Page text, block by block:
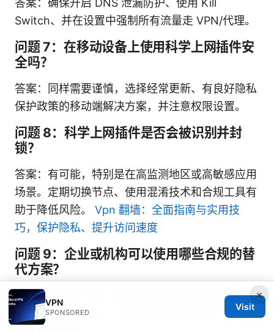
Switch、并在设置中强制所有流量走 VPN/代理。
问题 7：在移动设备上使用科学上网插件安
全吗？
答案：同样需要谨慎，选择经常更新、有良好隐私
保护政策的移动端解决方案，并注意权限设置。
问题 8：科学上网插件是否会被识别并封
锁？
答案：有可能，特别是在高监测地区或高敏感应用
场景。定期切换节点、使用混淆技术和合规工具有
助于降低风险。 Vpn 翻墙：全面指南与实用技
巧，保护隐私、提升访问速度
问题 9：企业或机构可以使用哪些合规的替
代方案？
答案：企业级 VPN 与专用企业代理解决方案，配
合统一的身份认证、日志审计和访问控制，通常更
×
VPN
SPONSORED
Visit